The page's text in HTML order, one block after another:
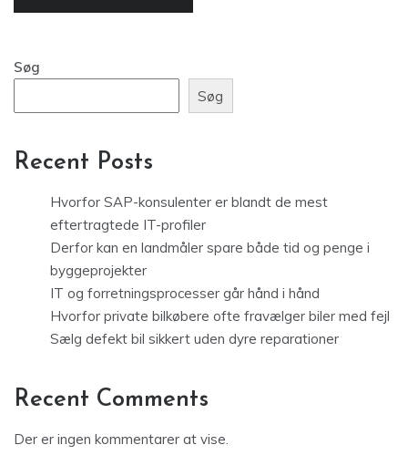
Søg
Søg
Recent Posts
Hvorfor SAP-konsulenter er blandt de mest
eftertragtede IT-profiler
Derfor kan en landmåler spare både tid og penge i
byggeprojekter
IT og forretningsprocesser går hånd i hånd
Hvorfor private bilkøbere ofte fravælger biler med fejl
Sælg defekt bil sikkert uden dyre reparationer
Recent Comments
Der er ingen kommentarer at vise.